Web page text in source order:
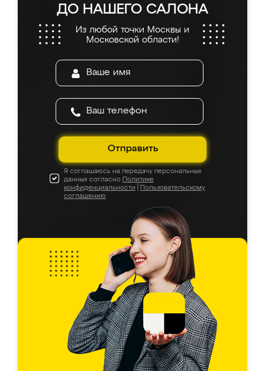
ДО НАШЕГО САЛОНА
Из любой точки Москвы и
Московской области!
Отправить
Я соглашаюсь на передачу персональных
данных согласно Политике
конфиденциальности
Пользовательскому
соглашению